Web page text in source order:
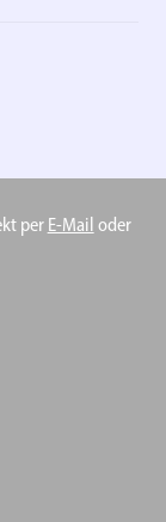
per E-Mail oder